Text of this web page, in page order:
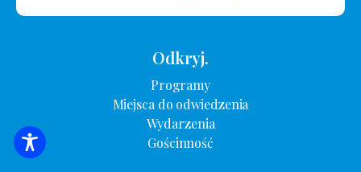
WYSZUKIWANIE ZAKWATEROWANIA
Odkryj.
Programy
Miejsca do odwiedzenia
Wydarzenia
Gościnność